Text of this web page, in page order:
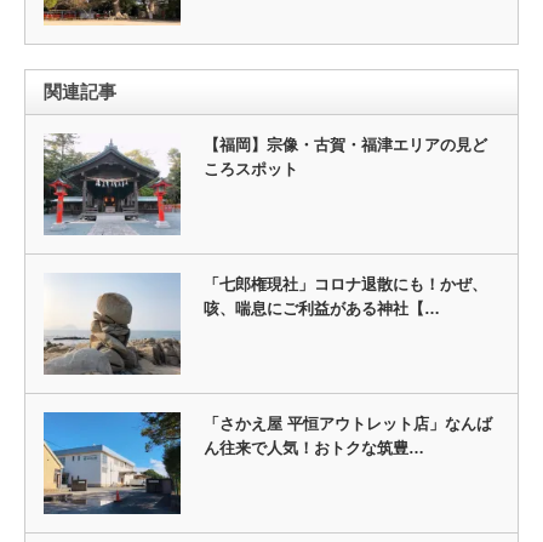
関連記事
【福岡】宗像・古賀・福津エリアの見ど
ころスポット
「七郎権現社」コロナ退散にも！かぜ、
咳、喘息にご利益がある神社【…
「さかえ屋 平恒アウトレット店」なんば
ん往来で人気！おトクな筑豊…